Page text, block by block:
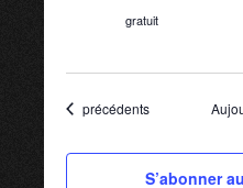
gratuit
Évènements
précédents
S’abonner